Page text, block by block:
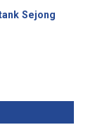
Sejong